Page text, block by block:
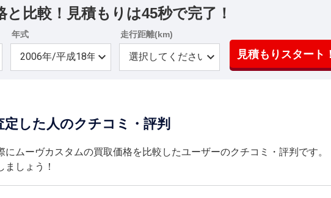
と比較！見積もりは45秒で完了！
年式 走行距離(km)
見積もりスタート！
した人のクチコミ・評判
ムーヴカスタムの買取価格を比較したユーザーのクチコミ・評判です。
しょう！